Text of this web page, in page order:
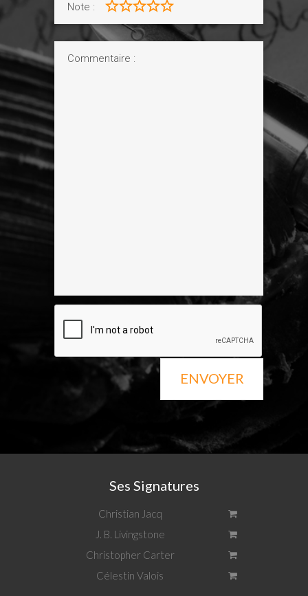
Note :
ENVOYER
Ses Signatures
Christian Jacq
J. B. Livingstone
Christopher Carter
Célestin Valois